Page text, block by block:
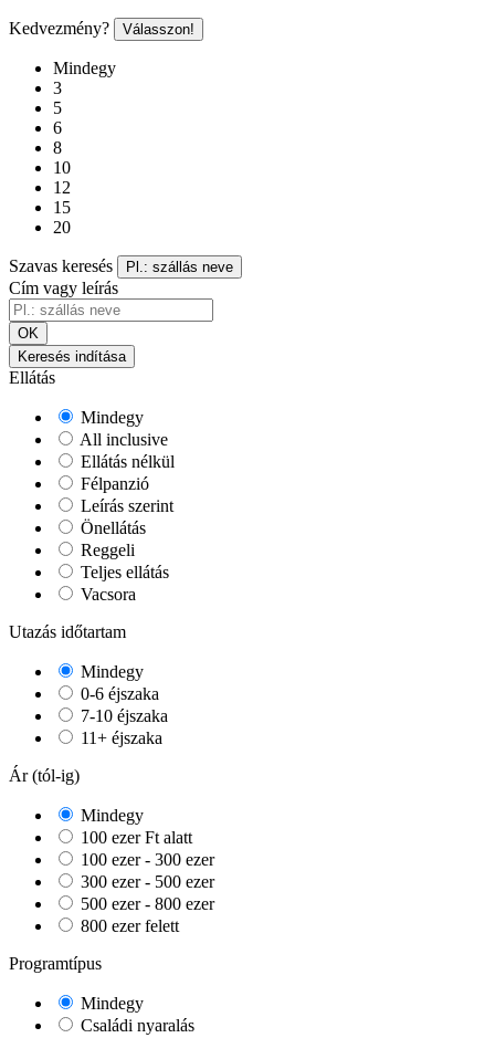
Kedvezmény? Válasszon!
Mindegy
3
5
6
8
10
12
15
20
Szavas keresés Pl.: szállás neve
Cím vagy leírás
OK
Keresés indítása
Ellátás
Mindegy
All inclusive
Ellátás nélkül
Félpanzió
Leírás szerint
Önellátás
Reggeli
Teljes ellátás
Vacsora
Utazás időtartam
Mindegy
0-6 éjszaka
7-10 éjszaka
11+ éjszaka
Ár (tól-ig)
Mindegy
100 ezer Ft alatt
100 ezer - 300 ezer
300 ezer - 500 ezer
500 ezer - 800 ezer
800 ezer felett
Programtípus
Mindegy
Családi nyaralás